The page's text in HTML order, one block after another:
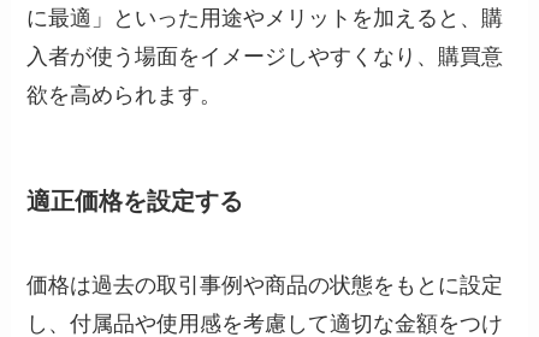
に最適」といった用途やメリットを加えると、購
入者が使う場面をイメージしやすくなり、購買意
欲を高められます。
適正価格を設定する
価格は過去の取引事例や商品の状態をもとに設定
し、付属品や使用感を考慮して適切な金額をつけ